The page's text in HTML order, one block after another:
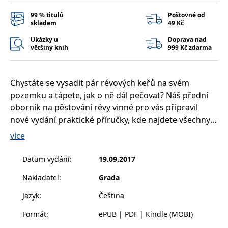
99 % titulů
skladem
Poštovné od
49 Kč
Ukázky u
většiny knih
Doprava nad
999 Kč zdarma
Chystáte se vysadit pár révových keřů na svém
pozemku a tápete, jak o ně dál pečovat? Náš přední
oborník na pěstování révy vinné pro vás připravil
nové vydání praktické příručky, kde najdete všechny
podstatné operace a úkony, které musíte udělat,
sladkých a zdravých hroznů k přímé konzumaci.
Seznámíte se s nejnovějším sortimentem odrůd, v
němž si vyberete přesně tu, která se hodí na vaše
aby optimálně plodily. Uvědomělým přístupem k půdě
více
Datum vydání:
19.09.2017
Nakladatel:
Grada
Jazyk:
Čeština
Formát:
ePUB | PDF | Kindle (MOBI)
__cf_bm
Cloudflare Inc.
30 minut
Tento soubor
cookie se
používá k
rozlišení mezi
roboty. To je
pro web
bylo možné
o používání
webových
stránek.
CookieConsent
Cybot A/S
www.bambook.cz
1 rok
Tento soubor
cookie ukládá
.www.grada.cz
ASP.NET_SessionId
Zavřením
Tento soubor